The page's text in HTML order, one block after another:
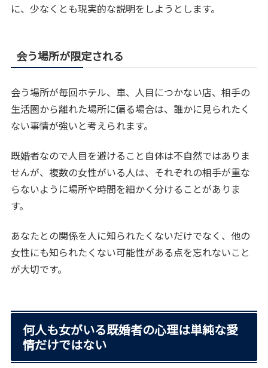
に、少なくとも現実的な説明をしようとします。
会う場所が限定される
会う場所が毎回ホテル、車、人目につかない店、相手の
生活圏から離れた場所に偏る場合は、誰かに見られたく
ない事情が強いと考えられます。
既婚者なので人目を避けること自体は不自然ではありま
せんが、複数の女性がいる人は、それぞれの相手が重な
らないように場所や時間を細かく分けることがありま
す。
あなたとの関係を人に知られたくないだけでなく、他の
女性にも知られたくない可能性がある点を忘れないこと
が大切です。
何人も女がいる既婚者の心理は単純な愛
情だけではない